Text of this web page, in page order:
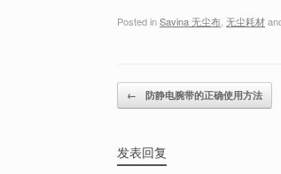
Posted inSavina 无尘布, 无尘耗材
Post navigation
← 防静电腕带的正确使用方法
发表回复